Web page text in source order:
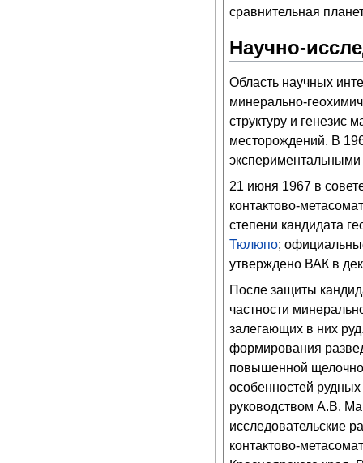
сравнительная
Научно-
Область научных
минерально-
структуру и генезис
месторождений. В
21 июня 1967 в
контактово-
степени кандидата
Тюлюпо;
утверждено ВАК в
После защиты
частности
залегающих в них
формирования
повышенной
особенностей
руководством А.В.
исследовательские
контактово-